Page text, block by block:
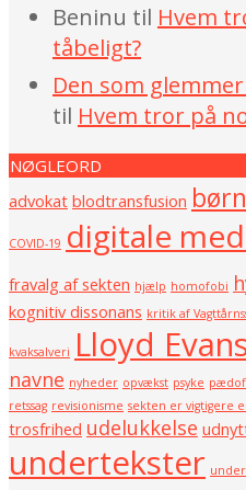
Beninu til Hvem
tåbeligt?
Den som
til Hvem tror på
NØGLEORD
advokat blodtransfusion børn
COVID-19 digitale
fravalg af sekten hjælp homofobi
kognitiv dissonans kritik af
kvaksalveri Lloyd
navne nyheder opvækst psyke
retssag revisionisme sekten er vigtigere
trosfrihed udelukkelse
undertekster